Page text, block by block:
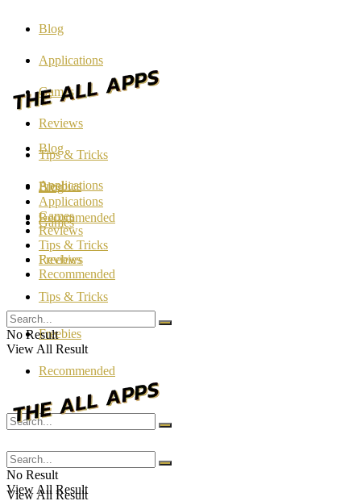
Blog
Applications
Games
Reviews
Tips & Tricks
Freebies
Recommended
Blog
Applications
Games
Reviews
Tips & Tricks
Freebies
Recommended
No Result
View All Result
Blog
Applications
Games
Reviews
Tips & Tricks
Freebies
Recommended
No Result
View All Result
No Result
View All Result